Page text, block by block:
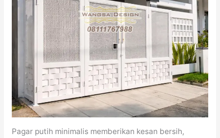
Pagar putih minimalis memberikan kesan bersih,